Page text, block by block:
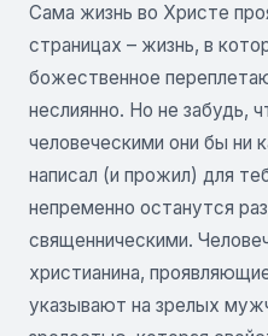
Сама жизнь во Христе
страницах – жизнь, в
божественное
неслиянно. Но не забудь,
человеческими они бы ни
написал (и прожил) для
непременно останутся
священническими.
христианина,
указывают на зрелых